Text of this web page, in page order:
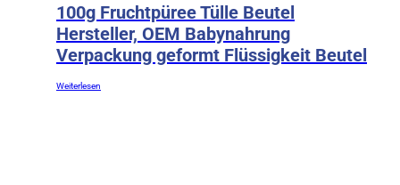
100g Fruchtpüree Tülle Beutel
Hersteller, OEM Babynahrung
Verpackung geformt Flüssigkeit Beutel
Weiterlesen